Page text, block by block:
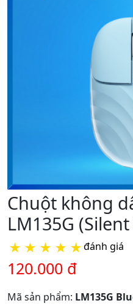
Chuột không
LM135G
★ ★ ★ ★ ★đánh giá
120.000 đ
Mã sản phẩm: LM135G